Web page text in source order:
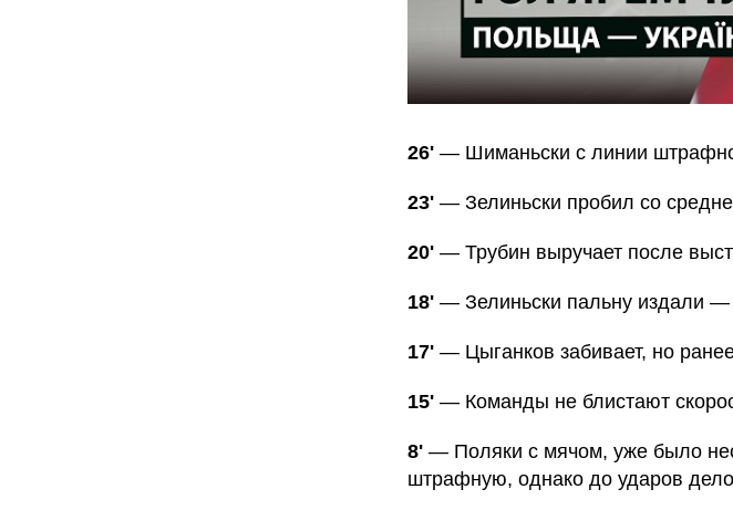
26' — Шиманьски c линии
23' — Зелиньски пробил со
20' — Трубин выручает после
18' — Зелиньски пальну издали
17' — Цыганков забивает, но
15' — Команды не блистают
8' — Поляки с мячом, уже было
штрафную, однако до ударов